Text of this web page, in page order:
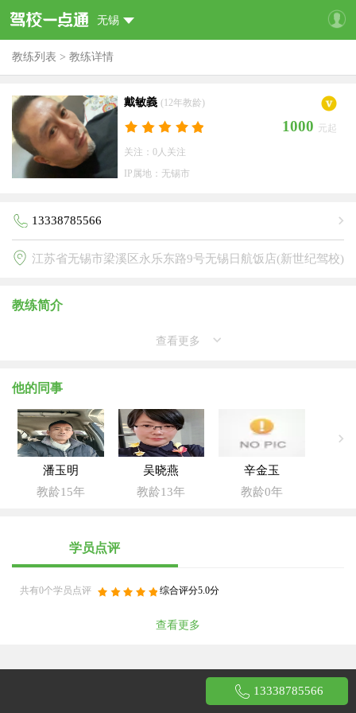
无锡
教练列表 > 教练详情
戴敏義 (12年教龄)
1000 元起
关注：0人关注
IP属地：无锡市
13338785566
江苏省无锡市梁溪区永乐东路9号无锡日航饭店(新世纪驾校)
教练简介
查看更多
他的同事
潘玉明
教龄15年
吴晓燕
教龄13年
辛金玉
教龄0年
学员点评
共有0个学员点评 综合评分5.0分
查看更多
13338785566